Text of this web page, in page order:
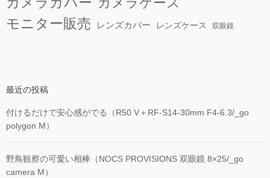
モニター販売
レンズカバー レンズケース 双眼鏡
最近の投稿
付けるだけで安心感がでる（R50 V＋RF-S14-30mm F4-6.3/_go
polygon M）
野鳥観察の可愛い相棒（NOCS PROVISIONS 双眼鏡 8×25/_go
camera M）